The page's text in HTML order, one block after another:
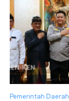
Pemerintah Daerah